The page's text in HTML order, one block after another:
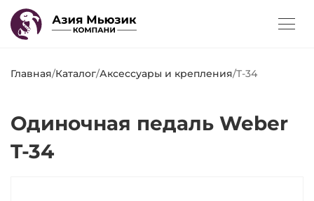
Главная/Каталог/Аксессуары и крепления/T-34
Одиночная педаль Weber
T-34